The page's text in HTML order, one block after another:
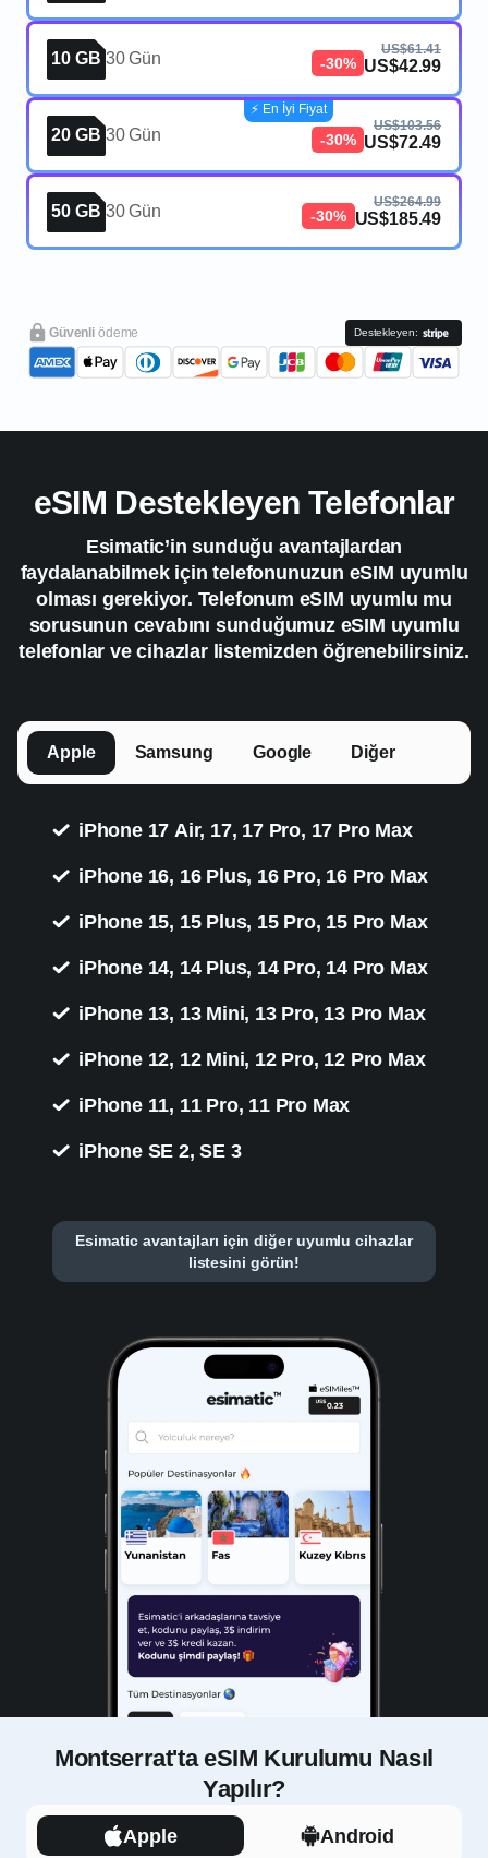
10 GB 30 Gün -30%
US$61.41
US$42.99
20 GB 30 Gün -30%
US$103.56
US$72.49
⚡️ En İyi Fiyat
50 GB 30 Gün -30%
US$264.99
US$185.49
Güvenli ödeme Destekleyen:
eSIM Destekleyen Telefonlar
Esimatic’in sunduğu avantajlardan
faydalanabilmek için telefonunuzun eSIM uyumlu
olması gerekiyor. Telefonum eSIM uyumlu mu
sorusunun cevabını sunduğumuz eSIM uyumlu
telefonlar ve cihazlar listemizden öğrenebilirsiniz.
Apple Samsung Google Diğer
iPhone 17 Air, 17, 17 Pro, 17 Pro Max
iPhone 16, 16 Plus, 16 Pro, 16 Pro Max
iPhone 15, 15 Plus, 15 Pro, 15 Pro Max
iPhone 14, 14 Plus, 14 Pro, 14 Pro Max
iPhone 13, 13 Mini, 13 Pro, 13 Pro Max
iPhone 12, 12 Mini, 12 Pro, 12 Pro Max
iPhone 11, 11 Pro, 11 Pro Max
iPhone SE 2, SE 3
Esimatic avantajları için diğer uyumlu cihazlar
listesini görün!
Montserrat'ta eSIM Kurulumu Nasıl
Yapılır?
Apple Android